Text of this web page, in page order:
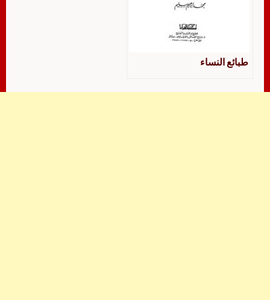
طبائع النساء